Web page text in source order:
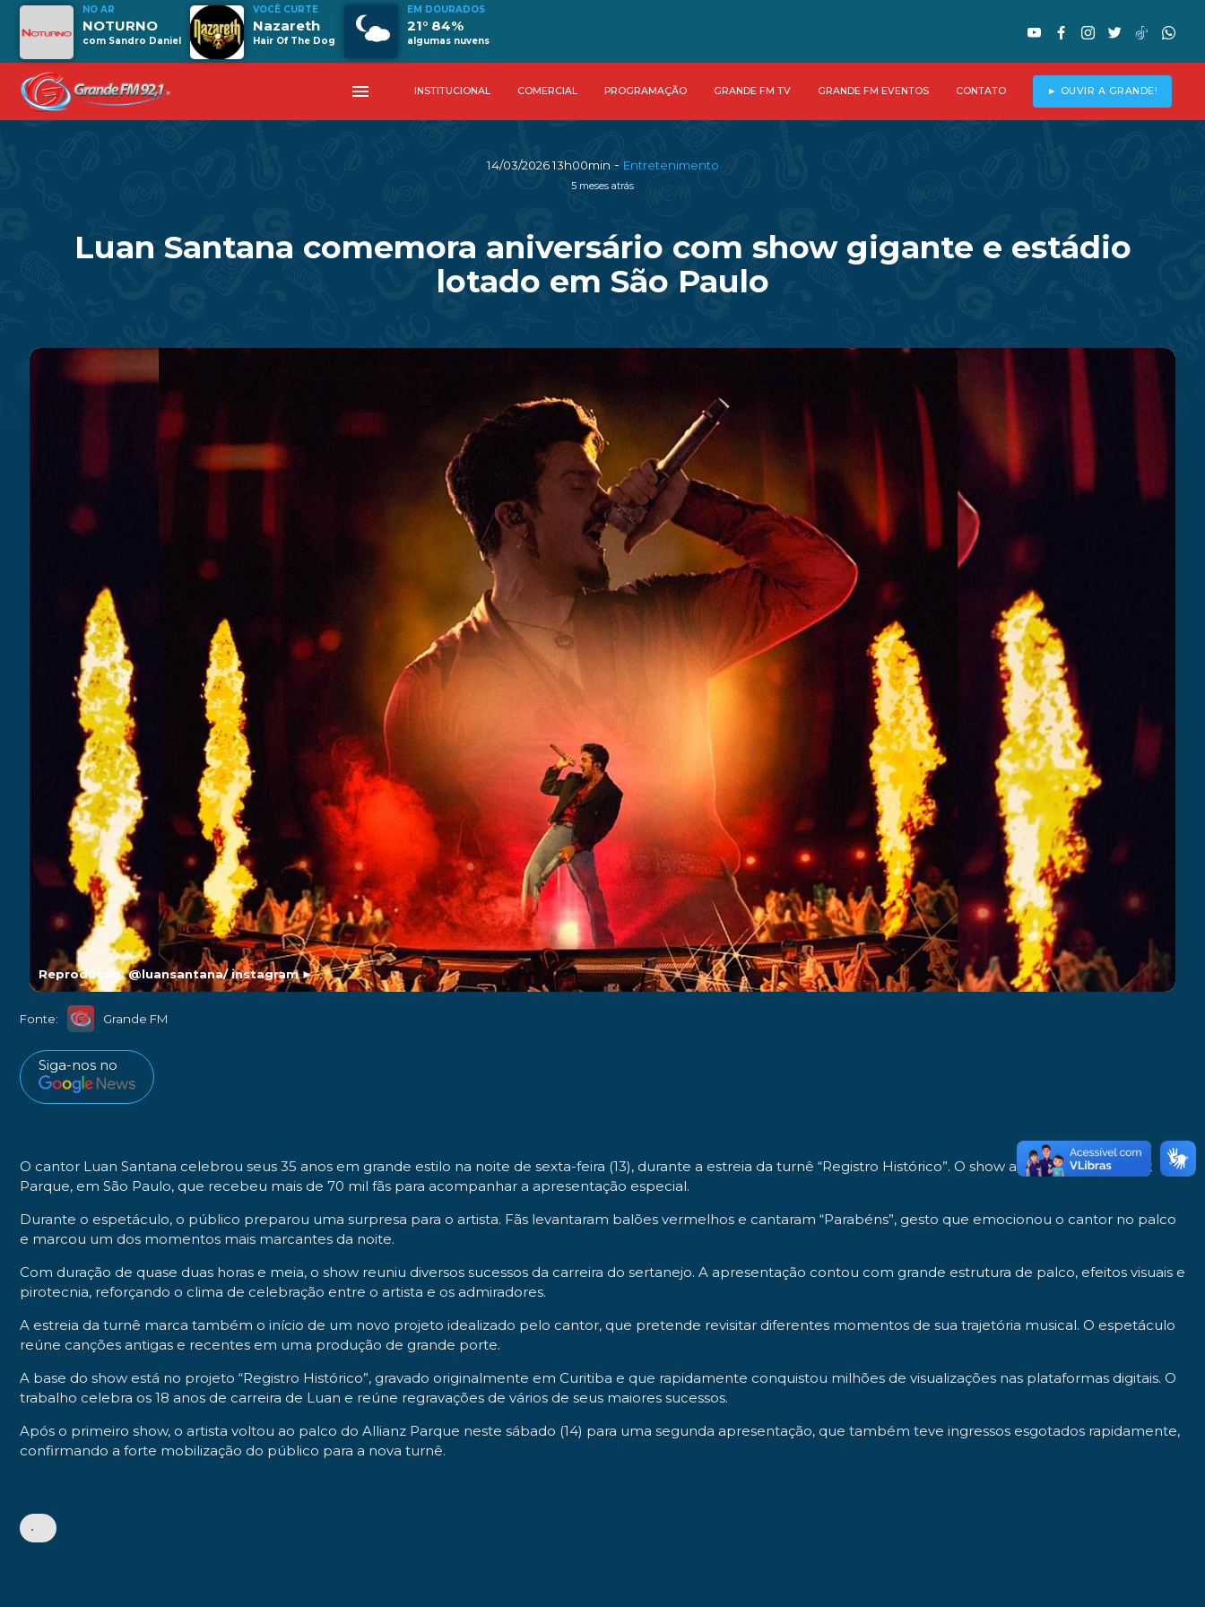
NO AR
NOTURNO
com Sandro Daniel
VOCÊ CURTE
Nazareth
Hair Of The Dog
EM DOURADOS
21° 84%
algumas nuvens
menu INSTITUCIONAL COMERCIAL PROGRAMAÇÃO GRANDE FM TV GRANDE FM EVENTOS CONTATO ► OUVIR A GRANDE!
14/03/2026 13h00min - Entretenimento
5 meses atrás
Luan Santana comemora aniversário com show gigante e estádio
lotado em São Paulo
Reprodução: @luansantana/ instagram►
Fonte: Grande FM
Siga-nos no
O cantor Luan Santana celebrou seus 35 anos em grande estilo na noite de sexta-feira (13), durante a estreia da turnê “Registro Histórico”. O show aconteceu no Allianz
Parque, em São Paulo, que recebeu mais de 70 mil fãs para acompanhar a apresentação especial.
Durante o espetáculo, o público preparou uma surpresa para o artista. Fãs levantaram balões vermelhos e cantaram “Parabéns”, gesto que emocionou o cantor no palco
e marcou um dos momentos mais marcantes da noite.
Com duração de quase duas horas e meia, o show reuniu diversos sucessos da carreira do sertanejo. A apresentação contou com grande estrutura de palco, efeitos visuais e
pirotecnia, reforçando o clima de celebração entre o artista e os admiradores.
A estreia da turnê marca também o início de um novo projeto idealizado pelo cantor, que pretende revisitar diferentes momentos de sua trajetória musical. O espetáculo
reúne canções antigas e recentes em uma produção de grande porte.
A base do show está no projeto “Registro Histórico”, gravado originalmente em Curitiba e que rapidamente conquistou milhões de visualizações nas plataformas digitais. O
trabalho celebra os 18 anos de carreira de Luan e reúne regravações de vários de seus maiores sucessos.
Após o primeiro show, o artista voltou ao palco do Allianz Parque neste sábado (14) para uma segunda apresentação, que também teve ingressos esgotados rapidamente,
confirmando a forte mobilização do público para a nova turnê.
•